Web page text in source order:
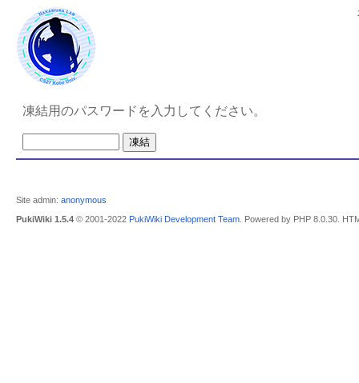
凍結用のパスワードを入力してください。
Site admin: anonymous
PukiWiki 1.5.4 © 2001-2022 PukiWiki Development Team . Powered by PHP 8.0.30.